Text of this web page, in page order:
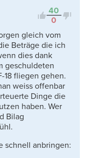
40
0
gleich vom
Beträge die ich
dies dank
geschuldeten
18 fliegen gehen.
weiss offenbar
Dinge die
haben. Wer
Bilag
schnell anbringen: